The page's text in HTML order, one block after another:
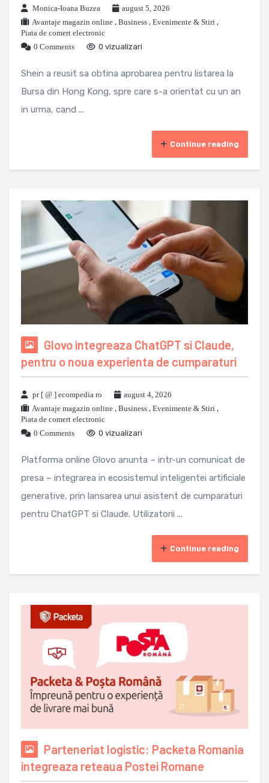
Monica-Ioana Buzea
august 5, 2026
Avantaje magazin online , Business , Evenimente & Stiri ,
Piata de comert electronic
0 Comments
0 vizualizari
Shein a reusit sa obtina aprobarea pentru listarea la
Bursa din Hong Kong, spre care s-a orientat cu un an
in urma, cand ...
Continue reading
Glovo integreaza ChatGPT si Claude,
pentru o noua experienta de cumparaturi
pr [ @ ] ecompedia ro
august 4, 2026
Avantaje magazin online , Business , Evenimente & Stiri ,
Piata de comert electronic
0 Comments
0 vizualizari
Platforma online Glovo anunta – intr-un comunicat de
presa – integrarea in ecosistemul inteligentei artificiale
generative, prin lansarea unui asistent de cumparaturi
pentru ChatGPT si Claude. Utilizatorii ...
Continue reading
Parteneriat logistic: Packeta Romania
integreaza reteaua Postei Romane